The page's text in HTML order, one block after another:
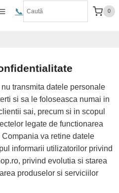
📞️ 0
transmita datele personale
si sa le foloseasca numai in
sai, precum si in scopul
legate de functionarea
va retine datele
informarii utilizatorilor privind
privind evolutia si starea
produselor si serviciilor